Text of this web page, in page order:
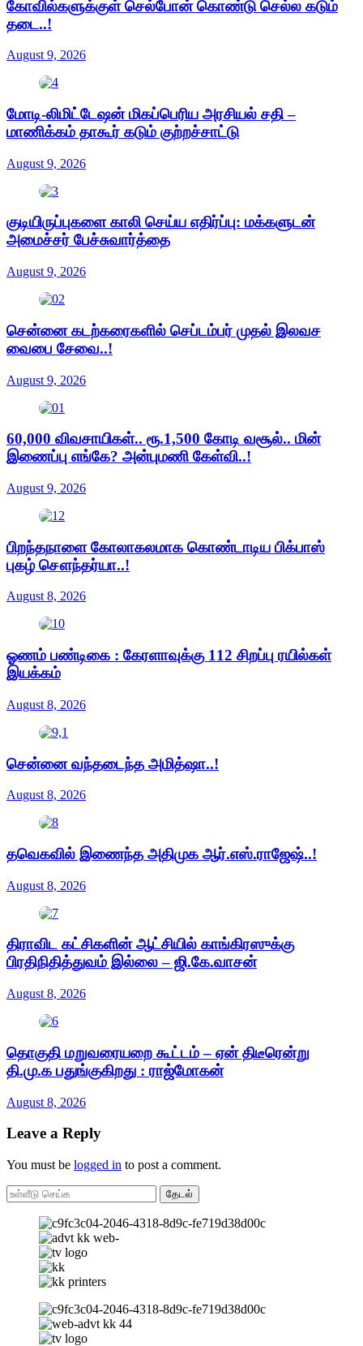
கோவில்களுக்குள் செல்போன் கொண்டு செல்ல கடும்
தடை..!
August 9, 2026
மோடி-லிமிட்டேஷன் மிகப்பெரிய அரசியல் சதி –
மாணிக்கம் தாகூர் கடும் குற்றச்சாட்டு
August 9, 2026
குடியிருப்புகளை காலி செய்ய எதிர்ப்பு: மக்களுடன்
அமைச்சர் பேச்சுவார்த்தை
August 9, 2026
சென்னை கடற்கரைகளில் செப்டம்பர் முதல் இலவச
வைபை சேவை..!
August 9, 2026
60,000 விவசாயிகள்.. ரூ.1,500 கோடி வசூல்.. மின்
இணைப்பு எங்கே? அன்புமணி கேள்வி..!
August 9, 2026
பிறந்தநாளை கோலாகலமாக கொண்டாடிய பிக்பாஸ்
புகழ் சௌந்தர்யா..!
August 8, 2026
ஓணம் பண்டிகை : கேரளாவுக்கு 112 சிறப்பு ரயில்கள்
இயக்கம்
August 8, 2026
சென்னை வந்தடைந்த அமித்ஷா..!
August 8, 2026
தவெகவில் இணைந்த அதிமுக ஆர்.எஸ்.ராஜேஷ்..!
August 8, 2026
திராவிட கட்சிகளின் ஆட்சியில் காங்கிரஸுக்கு
பிரதிநிதித்துவம் இல்லை – ஜி.கே.வாசன்
August 8, 2026
தொகுதி மறுவரையறை கூட்டம் – ஏன் திடீரென்று
தி.மு.க பதுங்குகிறது : ராஜ்மோகன்
August 8, 2026
Leave a Reply
You must be logged in to post a comment.
தேடல்